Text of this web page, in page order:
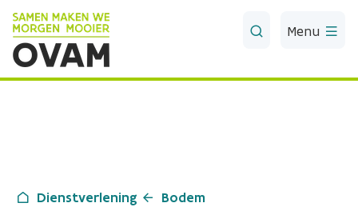
Skip to Main Content
Menu
Dienstverlening Bodem